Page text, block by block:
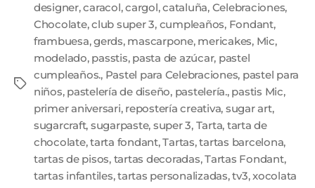
designer,caracol,cargol,cataluña, Celebraciones,
Chocolate,club super 3, cumpleaños, Fondant,
frambuesa,gerds, mascarpone, mericakes, Mic,
modelado, passtis, pasta de azúcar, pastel
cumpleaños., Pastel para Celebraciones, pastel para
niños, pastelería de diseño, pastelería., pastis Mic,
primer aniversari, repostería creativa, sugar art,
sugarcraft, sugarpaste, super 3, Tarta, tarta de
chocolate,tarta fondant,Tartas,tartas barcelona,
tartas de pisos, tartas decoradas,Tartas Fondant,
tartas infantiles,tartas personalizadas,tv3,xocolata